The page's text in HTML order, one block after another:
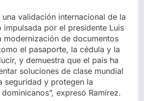
una validación internacional de la
impulsada por el presidente Luis
modernización de documentos
el pasaporte, la cédula y la
y demuestra que el país ha
soluciones de clase mundial
seguridad y protegen la
expresó Ramírez.